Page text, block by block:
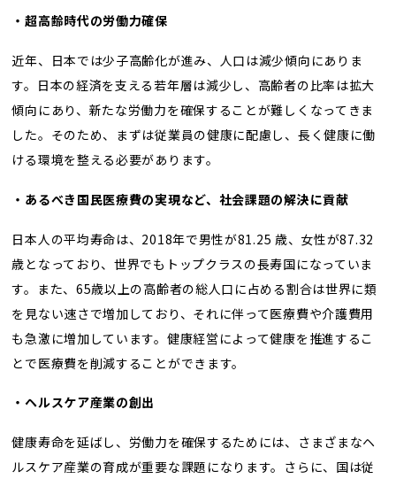
・超高齢時代の労働力確保
近年、日本では少子高齢化が進み、人口は減少傾向にありま
す。日本の経済を支える若年層は減少し、高齢者の比率は拡大
傾向にあり、新たな労働力を確保することが難しくなってきま
した。そのため、まずは従業員の健康に配慮し、長く健康に働
ける環境を整える必要があります。
・あるべき国民医療費の実現など、社会課題の解決に貢献
日本人の平均寿命は、2018年で男性が81.25 歳、女性が87.32
歳となっており、世界でもトップクラスの長寿国になっていま
す。また、65歳以上の高齢者の総人口に占める割合は世界に類
を見ない速さで増加しており、それに伴って医療費や介護費用
も急激に増加しています。健康経営によって健康を推進するこ
とで医療費を削減することができます。
・ヘルスケア産業の創出
健康寿命を延ばし、労働力を確保するためには、さまざまなヘ
ルスケア産業の育成が重要な課題になります。さらに、国は従